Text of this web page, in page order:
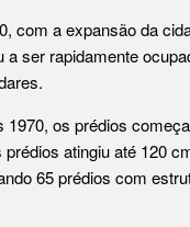
com a expansão da
a ser rapidamente
1970, os prédios
prédios atingiu até 120
65 prédios com